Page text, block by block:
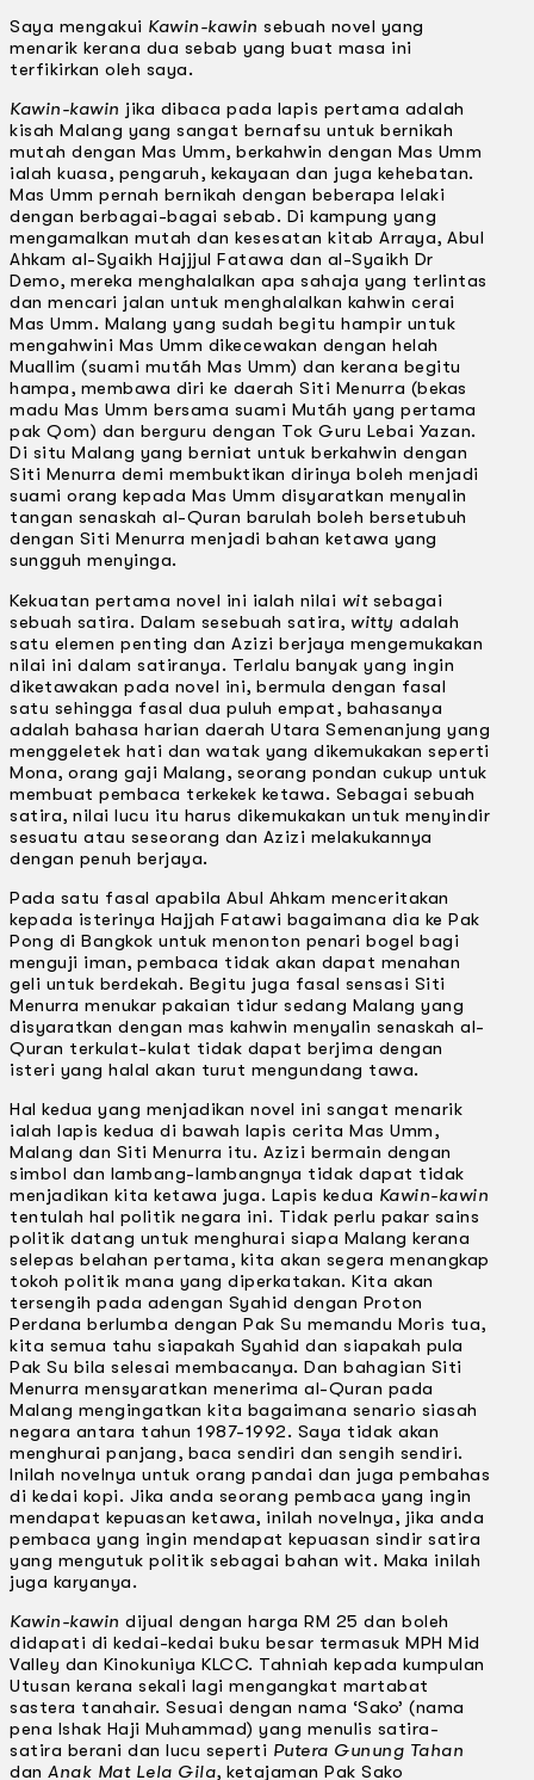
Saya mengakui Kawin-kawin sebuah novel yang
menarik kerana dua sebab yang buat masa ini
terfikirkan oleh saya.
Kawin-kawin jika dibaca pada lapis pertama adalah
kisah Malang yang sangat bernafsu untuk bernikah
mutah dengan Mas Umm, berkahwin dengan Mas Umm
ialah kuasa, pengaruh, kekayaan dan juga kehebatan.
Mas Umm pernah bernikah dengan beberapa lelaki
dengan berbagai-bagai sebab. Di kampung yang
mengamalkan mutah dan kesesatan kitab Arraya, Abul
Ahkam al-Syaikh Hajjjul Fatawa dan al-Syaikh Dr
Demo, mereka menghalalkan apa sahaja yang terlintas
dan mencari jalan untuk menghalalkan kahwin cerai
Mas Umm. Malang yang sudah begitu hampir untuk
mengahwini Mas Umm dikecewakan dengan helah
Muallim (suami mutáh Mas Umm) dan kerana begitu
hampa, membawa diri ke daerah Siti Menurra (bekas
madu Mas Umm bersama suami Mutáh yang pertama
pak Qom) dan berguru dengan Tok Guru Lebai Yazan.
Di situ Malang yang berniat untuk berkahwin dengan
Siti Menurra demi membuktikan dirinya boleh menjadi
suami orang kepada Mas Umm disyaratkan menyalin
tangan senaskah al-Quran barulah boleh bersetubuh
dengan Siti Menurra menjadi bahan ketawa yang
sungguh menyinga.
Kekuatan pertama novel ini ialah nilai witsebagai
sebuah satira. Dalam sesebuah satira, witty adalah
satu elemen penting dan Azizi berjaya mengemukakan
nilai ini dalam satiranya. Terlalu banyak yang ingin
diketawakan pada novel ini, bermula dengan fasal
satu sehingga fasal dua puluh empat, bahasanya
adalah bahasa harian daerah Utara Semenanjung yang
menggeletek hati dan watak yang dikemukakan seperti
Mona, orang gaji Malang, seorang pondan cukup untuk
membuat pembaca terkekek ketawa. Sebagai sebuah
satira, nilai lucu itu harus dikemukakan untuk menyindir
sesuatu atau seseorang dan Azizi melakukannya
dengan penuh berjaya.
Pada satu fasal apabila Abul Ahkam menceritakan
kepada isterinya Hajjah Fatawi bagaimana dia ke Pak
Pong di Bangkok untuk menonton penari bogel bagi
menguji iman, pembaca tidak akan dapat menahan
geli untuk berdekah. Begitu juga fasal sensasi Siti
Menurra menukar pakaian tidur sedang Malang yang
disyaratkan dengan mas kahwin menyalin senaskah al-
Quran terkulat-kulat tidak dapat berjima dengan
isteri yang halal akan turut mengundang tawa.
Hal kedua yang menjadikan novel ini sangat menarik
ialah lapis kedua di bawah lapis cerita Mas Umm,
Malang dan Siti Menurra itu. Azizi bermain dengan
simbol dan lambang-lambangnya tidak dapat tidak
menjadikan kita ketawa juga. Lapis kedua Kawin-kawin
tentulah hal politik negara ini. Tidak perlu pakar sains
politik datang untuk menghurai siapa Malang kerana
selepas belahan pertama, kita akan segera menangkap
tokoh politik mana yang diperkatakan. Kita akan
tersengih pada adengan Syahid dengan Proton
Perdana berlumba dengan Pak Su memandu Moris tua,
kita semua tahu siapakah Syahid dan siapakah pula
Pak Su bila selesai membacanya. Dan bahagian Siti
Menurra mensyaratkan menerima al-Quran pada
Malang mengingatkan kita bagaimana senario siasah
negara antara tahun 1987-1992. Saya tidak akan
menghurai panjang, baca sendiri dan sengih sendiri.
lnilah novelnya untuk orang pandai dan juga pembahas
di kedai kopi. Jika anda seorang pembaca yang ingin
mendapat kepuasan ketawa, inilah novelnya, jika anda
pembaca yang ingin mendapat kepuasan sindir satira
yang mengutuk politik sebagai bahan wit. Maka inilah
juga karyanya.
Kawin-kawin dijual dengan harga RM 25 dan boleh
didapati di kedai-kedai buku besar termasuk MPH Mid
Valley dan Kinokuniya KLCC. Tahniah kepada kumpulan
Utusan kerana sekali lagi mengangkat martabat
sastera tanahair. Sesuai dengan nama ‘Sako’ (nama
pena Ishak Haji Muhammad) yang menulis satira-
satira berani dan lucu seperti Putera Gunung Tahan
dan Anak Mat Lela Gila, ketajaman Pak Sako